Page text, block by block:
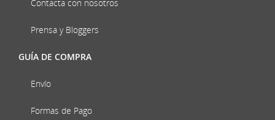
Contacta con nosotros
Prensa y Bloggers
GUÍA DE COMPRA
Envío
Formas de Pago